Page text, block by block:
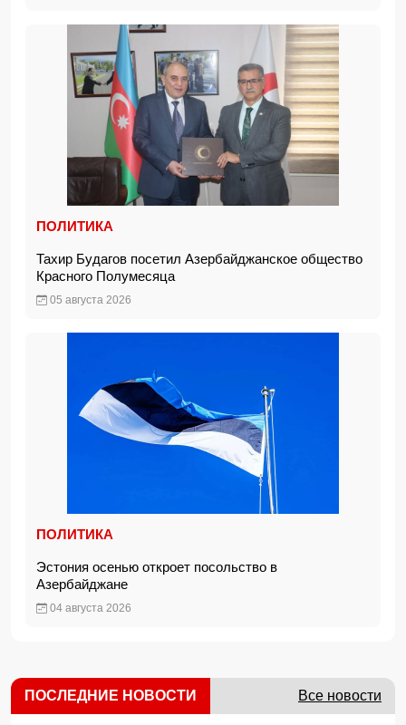
ПОЛИТИКА
Тахир Будагов посетил Азербайджанское общество
Красного Полумесяца
05 августа 2026
ПОЛИТИКА
Эстония осенью откроет посольство в
Азербайджане
04 августа 2026
ПОСЛЕДНИЕ НОВОСТИ Все новости